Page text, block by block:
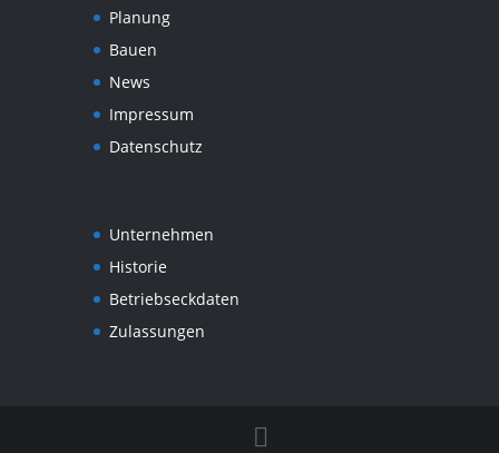
Planung
Bauen
News
Impressum
Datenschutz
Unternehmen
Historie
Betriebseckdaten
Zulassungen